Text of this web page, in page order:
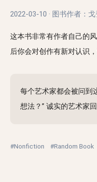
2022-03-10 · 图书作者：戈
这本书非常有作者自己的
后你会对创作有新对认识，
每个艺术家都会被问到
想法？” 诚实的艺术家回
#Nonfiction #Random Book